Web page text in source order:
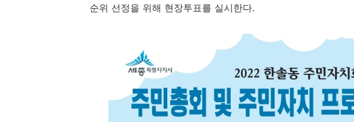
순위 선정을 위해 현장투표를 실시한다.